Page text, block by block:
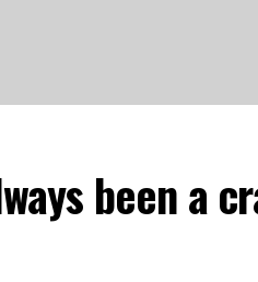
been a